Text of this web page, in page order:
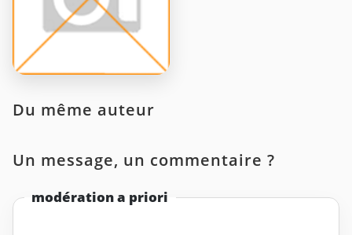
Du même auteur
Un message, un commentaire ?
modération a priori